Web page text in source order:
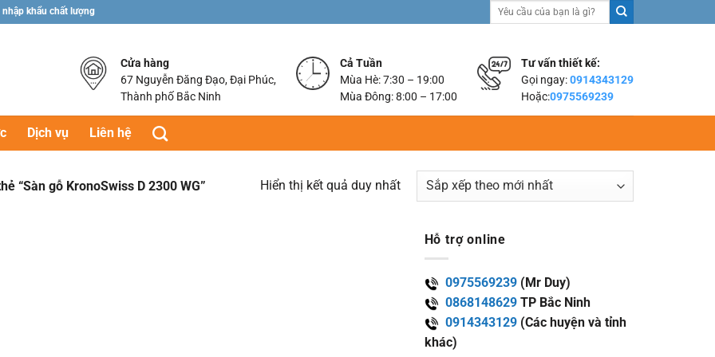
khẩu chất lượng
Tìm
Tư vấn thiết kế:
Gọi ngay:0914343129
Hoặc:0975569239
Cả Tuần
Mùa Hè: 7:30 – 19:00
Mùa Đông: 8:00 – 17:00
Cửa hàng
67 Nguyễn Đăng Đạo, Đại Phúc,
Thành phố Bắc Ninh
Dịch vụ Liên hệ
“Sàn gỗ KronoSwiss D 2300 WG” Hiển thị kết quả duy nhất
Hỗ trợ online
0975569239(Mr Duy)
0868148629TP Bắc Ninh
0914343129(Các huyện và tỉnh
khác)